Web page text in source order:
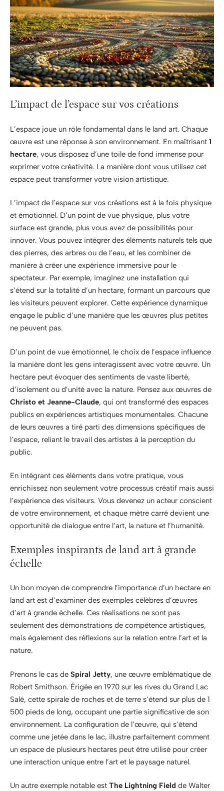
L’impact de l’espace sur vos créations
L’espace joue un rôle fondamental dans le land art. Chaque
œuvre est une réponse à son environnement. En maîtrisant 1
hectare, vous disposez d’une toile de fond immense pour
exprimer votre créativité. La manière dont vous utilisez cet
espace peut transformer votre vision artistique.
L’impact de l’espace sur vos créations est à la fois physique
et émotionnel. D’un point de vue physique, plus votre
surface est grande, plus vous avez de possibilités pour
innover. Vous pouvez intégrer des éléments naturels tels que
des pierres, des arbres ou de l’eau, et les combiner de
manière à créer une expérience immersive pour le
spectateur. Par exemple, imaginez une installation qui
s’étend sur la totalité d’un hectare, formant un parcours que
les visiteurs peuvent explorer. Cette expérience dynamique
engage le public d’une manière que les œuvres plus petites
ne peuvent pas.
D’un point de vue émotionnel, le choix de l’espace influence
la manière dont les gens interagissent avec votre œuvre. Un
hectare peut évoquer des sentiments de vaste liberté,
d’isolement ou d’unité avec la nature. Pensez aux œuvres de
Christo et Jeanne-Claude, qui ont transformé des espaces
publics en expériences artistiques monumentales. Chacune
de leurs œuvres a tiré parti des dimensions spécifiques de
l’espace, reliant le travail des artistes à la perception du
public.
En intégrant ces éléments dans votre pratique, vous
enrichissez non seulement votre processus créatif mais aussi
l’expérience des visiteurs. Vous devenez un acteur conscient
de votre environnement, et chaque mètre carré devient une
opportunité de dialogue entre l’art, la nature et l’humanité.
Exemples inspirants de land art à grande
échelle
Un bon moyen de comprendre l’importance d’un hectare en
land art est d’examiner des exemples célèbres d’œuvres
d’art à grande échelle. Ces réalisations ne sont pas
seulement des démonstrations de compétence artistiques,
mais également des réflexions sur la relation entre l’art et la
nature.
Prenons le cas de Spiral Jetty, une œuvre emblématique de
Robert Smithson. Érigée en 1970 sur les rives du Grand Lac
Salé, cette spirale de roches et de terre s’étend sur plus de 1
500 pieds de long, occupant une partie significative de son
environnement. La configuration de l’œuvre, qui s’étend
comme une jetée dans le lac, illustre parfaitement comment
un espace de plusieurs hectares peut être utilisé pour créer
une interaction unique entre l’art et le paysage naturel.
Un autre exemple notable est The Lightning Field de Walter